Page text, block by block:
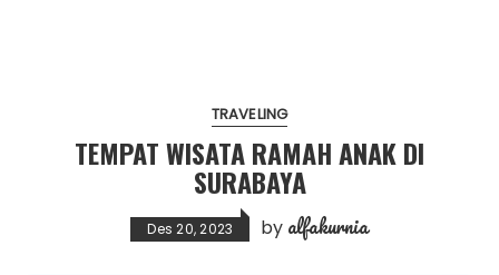
TRAVELING
TEMPAT WISATA RAMAH ANAK DI
SURABAYA
Des 20, 2023 by alfakurnia